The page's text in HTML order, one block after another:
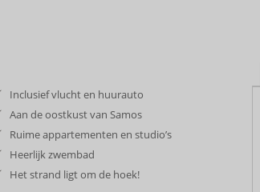
Inclusief vlucht en huurauto
Aan de oostkust van Samos
Ruime appartementen en studio’s
Heerlijk zwembad
Het strand ligt om de hoek!